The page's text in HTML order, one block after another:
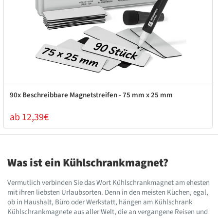
90x Beschreibbare Magnetstreifen - 75 mm x 25 mm
ab 12,39€
Was ist ein Kühlschrankmagnet?
Vermutlich verbinden Sie das Wort Kühlschrankmagnet am ehesten
mit ihren liebsten Urlaubsorten. Denn in den meisten Küchen, egal,
ob in Haushalt, Büro oder Werkstatt, hängen am Kühlschrank
Kühlschrankmagnete aus aller Welt, die an vergangene Reisen und